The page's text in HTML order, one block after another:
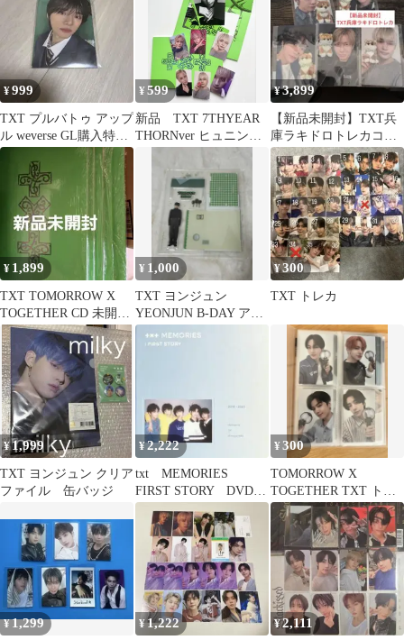
¥999
TXT プルバトゥ アップ
ル weverse GL購入特典
トレカ ボムギュ
¥599
新品 TXT 7THYEAR
THORNver ヒュニンカ
¥3,899
【新品未開封】TXT兵
庫ラキドロトレカコン
プセット
¥ 1,899
TXT TOMORROW X
TOGETHER CD 未開封
5枚
¥ 1,000
TXT ヨンジュン
YEONJUN B-DAY アク
リルスタンド
¥300
TXT トレカ
¥1,999
TXT ヨンジュン クリア
ファイル 缶バッジ
¥ 2,222
txt MEMORIES
FIRST STORY DVD
フォトブック トゥバ
¥300
TOMORROW X
TOGETHER TXT トレ
カ まとめ売り
¥1,299 ¥1,222 ¥2,111